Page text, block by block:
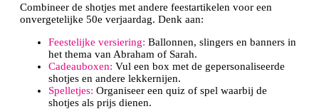
Combineer de shotjes met andere feestartikelen voor een
onvergetelijke 50e verjaardag. Denk aan:
Feestelijke versiering: Ballonnen, slingers en banners in
het thema van Abraham of Sarah.
Cadeauboxen: Vul een box met de gepersonaliseerde
shotjes en andere lekkernijen.
Spelletjes: Organiseer een quiz of spel waarbij de
shotjes als prijs dienen.